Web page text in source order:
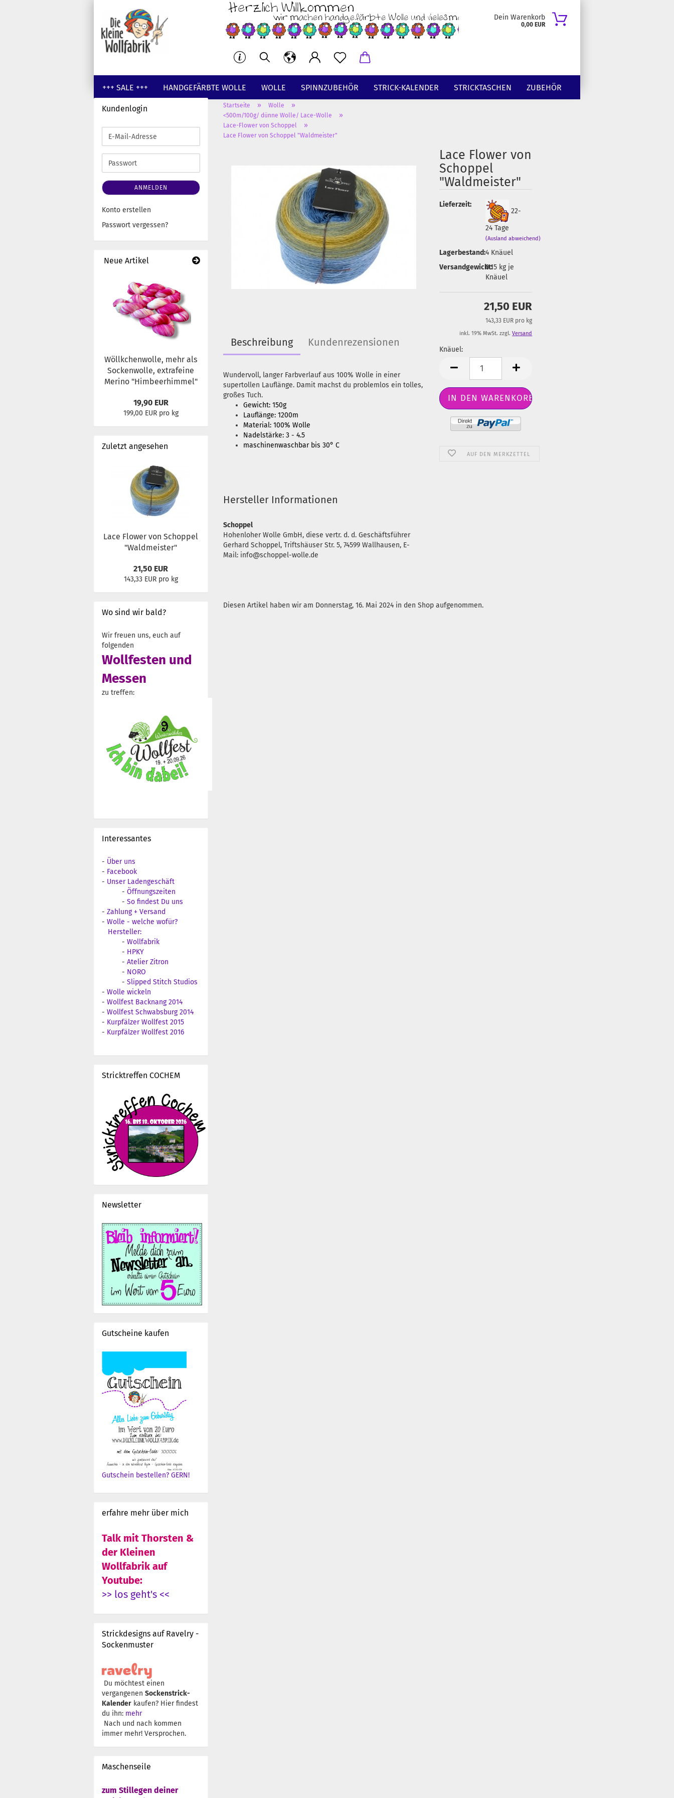
Dein Warenkorb
0,00 EUR
+++ SALE +++ HANDGEFÄRBTE WOLLE WOLLE SPINNZUBEHÖR STRICK-KALENDER STRICKTASCHEN ZUBEHÖR
GUTSCHEINE WOLLE UNGEFÄRBT
Startseite » Wolle »
<500m/100g/ dünne Wolle/ Lace-Wolle »
Lace-Flower von Schoppel »
Lace Flower von Schoppel "Waldmeister"
Lace Flower von
Schoppel
"Waldmeister"
Lieferzeit:
22-
24 Tage
(Ausland abweichend)
Lagerbestand:4 Knäuel
Versandgewicht:0.15kg je
Knäuel
21,50 EUR
143,33 EUR pro kg
inkl. 19% MwSt. zzgl.Versand
Knäuel:
Knäuel
AUF DEN MERKZETTEL
Beschreibung Kundenrezensionen
Wundervoll, langer Farbverlauf aus 100% Wolle in einer
supertollen Lauflänge. Damit machst du problemlos ein tolles,
großes Tuch.
Gewicht: 150g
Lauflänge: 1200m
Material: 100% Wolle
Nadelstärke: 3 - 4.5
maschinenwaschbar bis 30° C
Hersteller Informationen
Schoppel
Hohenloher Wolle GmbH, diese vertr. d. d. Geschäftsführer
Gerhard Schoppel, Triftshäuser Str. 5, 74599 Wallhausen, E-
Mail: info@schoppel-wolle.de
Diesen Artikel haben wir am Donnerstag, 16. Mai 2024 in den Shop aufgenommen.
Kundenlogin
E-
Mail-
Adresse
Passwort
ANMELDEN
Konto erstellen
Passwort vergessen?
Neue Artikel
Wöllkchenwolle, mehr als
Sockenwolle, extrafeine
Merino "Himbeerhimmel"
19,90 EUR
199,00 EUR pro kg
Zuletzt angesehen
Lace Flower von Schoppel
"Waldmeister"
21,50 EUR
143,33 EUR pro kg
Wo sind wir bald?
Wir freuen uns, euch auf
folgenden
Wollfesten und
Messen
zu treffen:
Interessantes
- Über uns
- Facebook
- Unser Ladengeschäft
- Öffnungszeiten
- So findest Du uns
- Zahlung + Versand
- Wolle - welche wofür?
Hersteller:
- Wollfabrik
- HPKY
- Atelier Zitron
- NORO
- Slipped Stitch Studios
- Wolle wickeln
- Wollfest Backnang 2014
- Wollfest Schwabsburg 2014
- Kurpfälzer Wollfest 2015
- Kurpfälzer Wollfest 2016
Stricktreffen COCHEM
Newsletter
Gutscheine kaufen
Gutschein bestellen? GERN!
erfahre mehr über mich
Talk mit Thorsten &
der Kleinen
Wollfabrik auf
Youtube:
>> los geht's <<
Strickdesigns auf Ravelry -
Sockenmuster
Du möchtest einen
vergangenen Sockenstrick-
Kalender kaufen? Hier findest
du ihn: mehr
Nach und nach kommen
immer mehr! Versprochen.
Maschenseile
zum Stillegen deiner